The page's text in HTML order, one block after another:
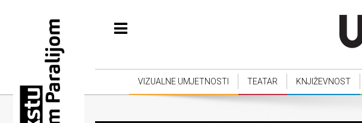
Vizualne
umjetnosti
Teatar
VIZUALNE UMJETNOSTI TEATAR KNJIŽEVNOST